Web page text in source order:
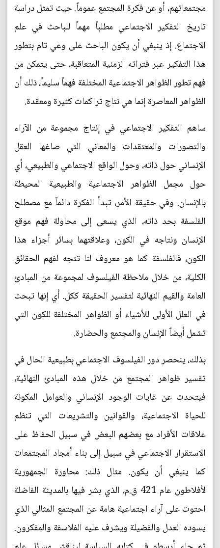
مجتمعاتهم، أو عن فكرة المجتمع عموماً. حيث تمثل دراسة
تاريخ التفكير الاجتماعي مطلباً مهماً للباحث في علم
الاجتماع. إذ ينبغي أن يكون الباحث على وعي تام بتطور
هذا التفكير عبر فتراته الزمنية المتعاقبة، حتى يتمكن من
فهم تطور الظواهر الاجتماعية المختلفة فهماً سليماً، ذلك أن
الظواهر المعاصرة إنما هي نتاج تراكمات كثيرة ومعقدة.
ساهم التفكير الاجتماعي في إنتاج مجموعة من الآراء
والتصورات والمعتقدات والمعاني التي صاغها العقل
الإنساني حول ذاته، وحول الواقع الاجتماعي والطبيعي، أي
حول مجمل الظواهر الاجتماعية والطبيعية المحيطة
بالإنسان. وفي حقيقة الأمر، تبدأ الفكرة دائماً مع مصطلح
الفلسفة بحد ذاته، الذي يسعى إلى محاولة فهم موقع
الإنسان ونتاجه في الكون، وعلاقتهما بسائر أجزاء هذا
الكون، فالفلسفة كما هو معروف لنا تتجه لفهم الحقائق
الكلية، من خلال ملاحظة الفيلسوف لمجموعة من المبادئ
العامة والقيم النهائية لتفسير الحقيقة ككل. أي إنها تبحث
في العلل الأولى للأشياء أو الظواهر المختلفة للكون التي
تشمل أيضاً الإنسان والمجتمع والحضارة.
بذلك، ينحصر دور الفيلسوف الاجتماعي بطبيعية الحال في
تفسير ظواهر المجتمع من خلال هذه المبادئ النهائية،
فيتحدث عن غايات الوجود الإنساني والعوامل المكونة
للحياة الاجتماعية، والقوانين والتشريعات التي تنظم
علاقات الأفراد مع بعضهم البعض في سبيل الحفاظ على
الاستقرار الاجتماعي في سبيل إلى بناء أمجاد المجتمعات
كما ينبغي أن يكون. مثال ذلك: محاورة الجمهورية
لأفلاطون عام 421 ق.م، الذي بشر فيها بالمدينة الفاضلة
احتوت على آراء اجتماعية هامة عن المجتمع المثالي الذي
يسوده العدل والفضيلة ويشرف عليه الفلاسفة والمفكرون.